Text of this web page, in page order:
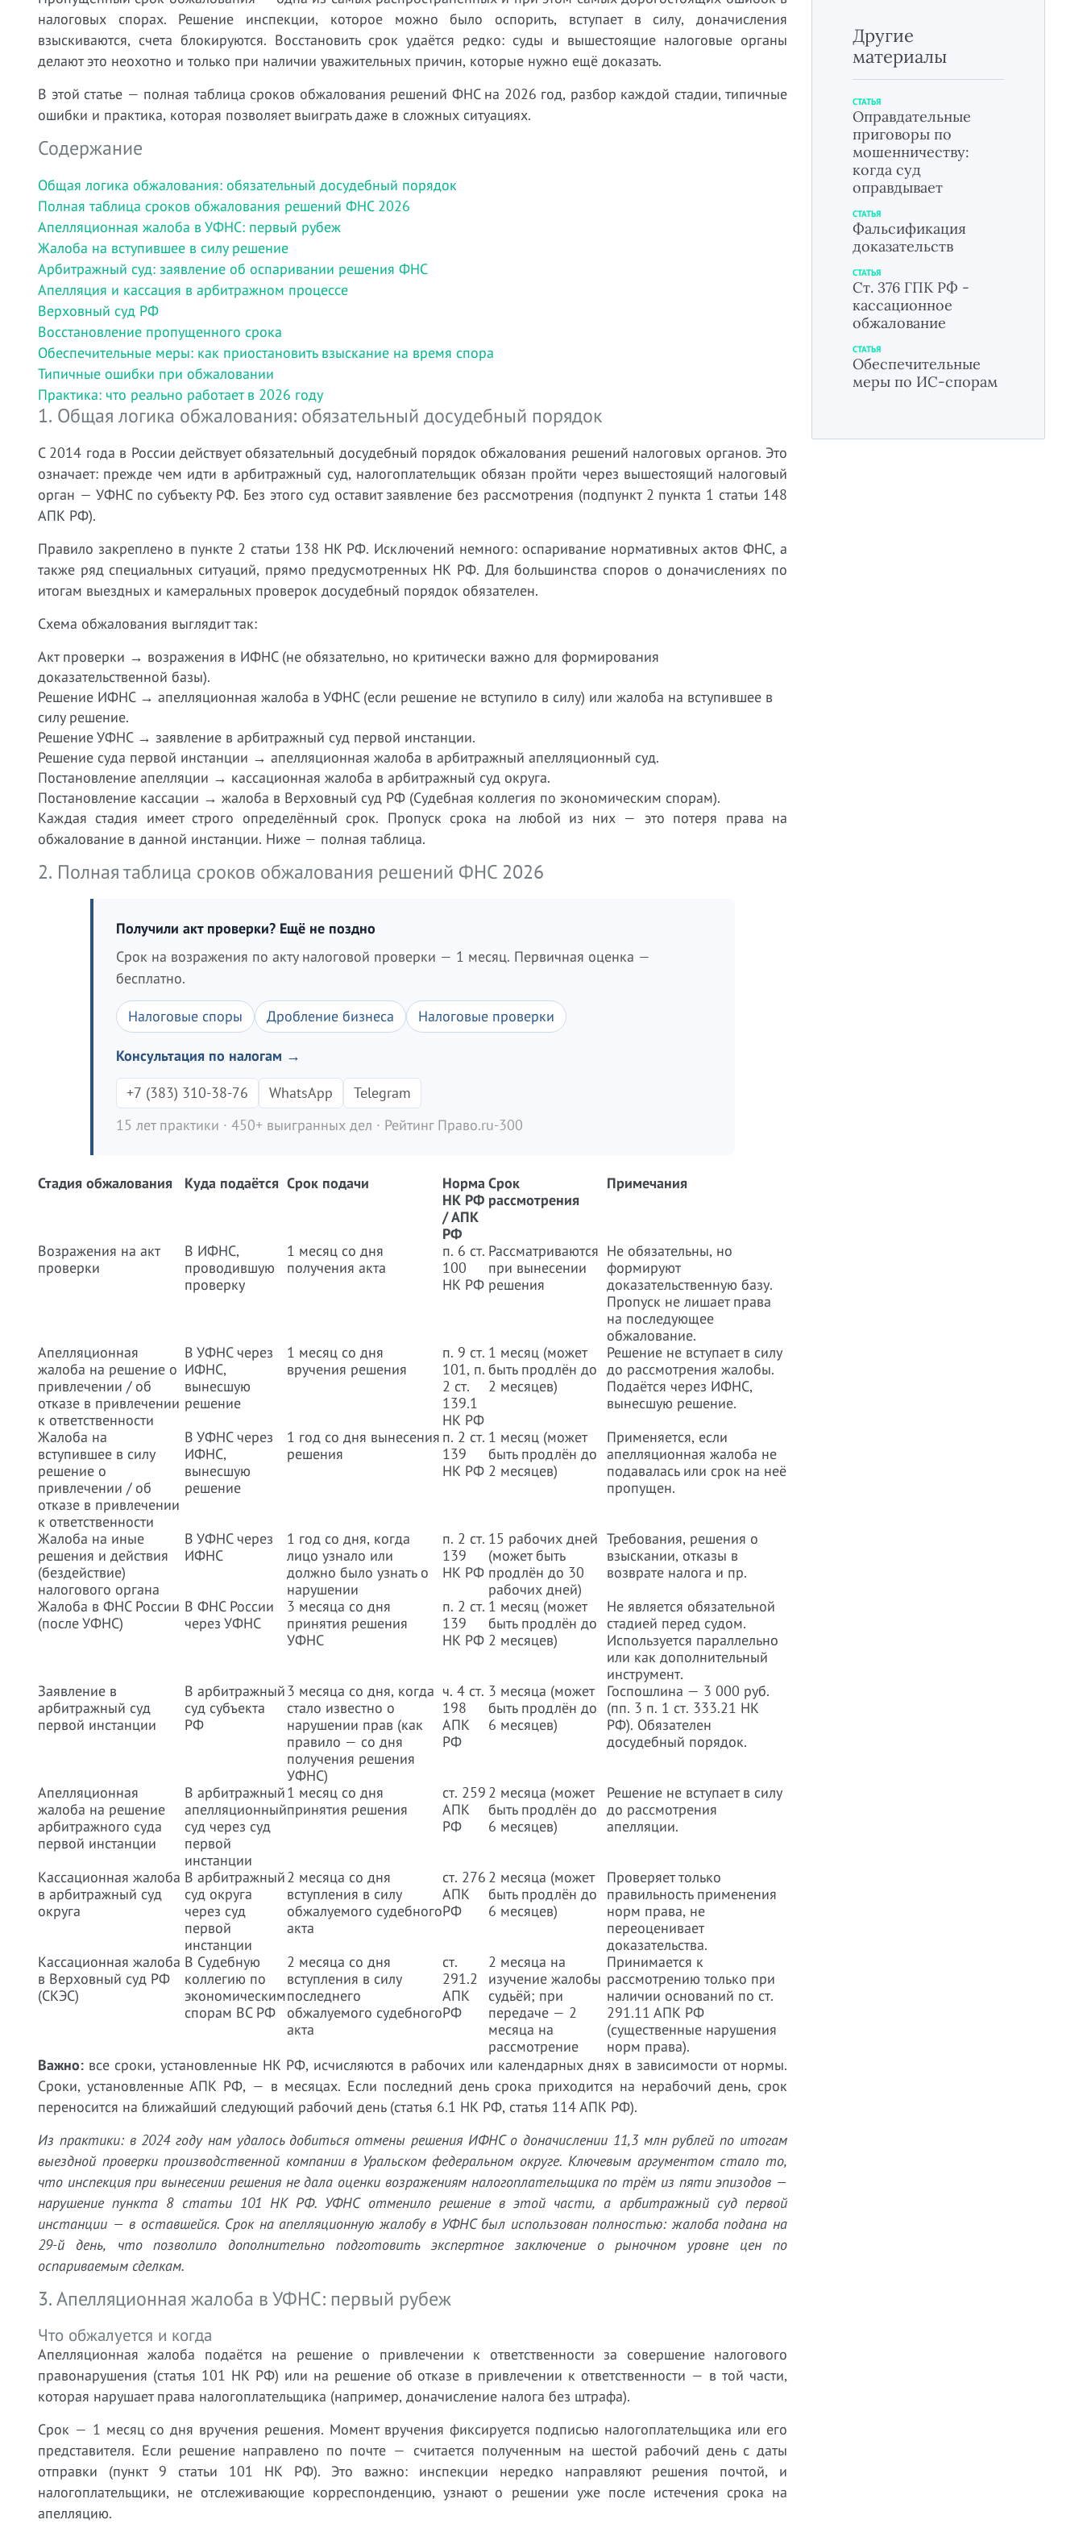
налоговых спорах. Решение инспекции, которое можно было оспорить, вступает в силу, доначисления
взыскиваются, счета блокируются. Восстановить срок удаётся редко: суды и вышестоящие налоговые органы
делают это неохотно и только при наличии уважительных причин, которые нужно ещё доказать.
В этой статье — полная таблица сроков обжалования решений ФНС на 2026 год, разбор каждой стадии, типичные
ошибки и практика, которая позволяет выиграть даже в сложных ситуациях.
Содержание
Общая логика обжалования: обязательный досудебный порядок
Полная таблица сроков обжалования решений ФНС 2026
Апелляционная жалоба в УФНС: первый рубеж
Жалоба на вступившее в силу решение
Арбитражный суд: заявление об оспаривании решения ФНС
Апелляция и кассация в арбитражном процессе
Верховный суд РФ
Восстановление пропущенного срока
Обеспечительные меры: как приостановить взыскание на время спора
Типичные ошибки при обжаловании
Практика: что реально работает в 2026 году
1. Общая логика обжалования: обязательный досудебный порядок
С 2014 года в России действует обязательный досудебный порядок обжалования решений налоговых органов. Это
означает: прежде чем идти в арбитражный суд, налогоплательщик обязан пройти через вышестоящий налоговый
орган — УФНС по субъекту РФ. Без этого суд оставит заявление без рассмотрения (подпункт 2 пункта 1 статьи 148
АПК РФ).
Правило закреплено в пункте 2 статьи 138 НК РФ. Исключений немного: оспаривание нормативных актов ФНС, а
также ряд специальных ситуаций, прямо предусмотренных НК РФ. Для большинства споров о доначислениях по
итогам выездных и камеральных проверок досудебный порядок обязателен.
Схема обжалования выглядит так:
Акт проверки → возражения в ИФНС (не обязательно, но критически важно для формирования
доказательственной базы).
Решение ИФНС → апелляционная жалоба в УФНС (если решение не вступило в силу) или жалоба на вступившее в
силу решение.
Решение УФНС → заявление в арбитражный суд первой инстанции.
Решение суда первой инстанции → апелляционная жалоба в арбитражный апелляционный суд.
Постановление апелляции → кассационная жалоба в арбитражный суд округа.
Постановление кассации → жалоба в Верховный суд РФ (Судебная коллегия по экономическим спорам).
Каждая стадия имеет строго определённый срок. Пропуск срока на любой из них — это потеря права на
обжалование в данной инстанции. Ниже — полная таблица.
2. Полная таблица сроков обжалования решений ФНС 2026
Получили акт проверки? Ещё не поздно
Срок на возражения по акту налоговой проверки — 1 месяц. Первичная оценка —
бесплатно.
Налоговые споры Дробление бизнеса Налоговые проверки
Консультация по налогам →
+7 (383) 310-38-76
WhatsApp
Telegram
15 лет практики · 450+ выигранных дел · Рейтинг Право.ru-300
Стадия обжалования Куда подаётся Срок подачи
Норма
НК РФ
/ АПК
РФ
Срок
рассмотрения
Примечания
Возражения на акт
проверки
В ИФНС,
проводившую
проверку
1 месяц со дня
получения акта
п. 6 ст.
100
НК РФ
Рассматриваются
при вынесении
решения
Не обязательны, но
формируют
доказательственную базу.
Пропуск не лишает права
на последующее
обжалование.
Апелляционная
жалоба на решение о
привлечении / об
отказе в привлечении
к ответственности
В УФНС через
ИФНС,
вынесшую
решение
1 месяц со дня
вручения решения
п. 9 ст.
101, п.
2 ст.
139.1
НК РФ
1 месяц (может
быть продлён до
2 месяцев)
Решение не вступает в силу
до рассмотрения жалобы.
Подаётся через ИФНС,
вынесшую решение.
Жалоба на
вступившее в силу
решение о
привлечении / об
отказе в привлечении
к ответственности
В УФНС через
ИФНС,
вынесшую
решение
1 год со дня вынесения
решения
п. 2 ст.
139
НК РФ
1 месяц (может
быть продлён до
2 месяцев)
Применяется, если
апелляционная жалоба не
подавалась или срок на неё
пропущен.
Жалоба на иные
решения и действия
(бездействие)
налогового органа
В УФНС через
ИФНС
1 год со дня, когда
лицо узнало или
должно было узнать о
нарушении
п. 2 ст.
139
НК РФ
15 рабочих дней
(может быть
продлён до 30
рабочих дней)
Требования, решения о
взыскании, отказы в
возврате налога и пр.
Жалоба в ФНС России
(после УФНС)
В ФНС России
через УФНС
3 месяца со дня
принятия решения
УФНС
п. 2 ст.
139
НК РФ
1 месяц (может
быть продлён до
2 месяцев)
Не является обязательной
стадией перед судом.
Используется параллельно
или как дополнительный
инструмент.
Заявление в
арбитражный суд
первой инстанции
В арбитражный
суд субъекта
РФ
3 месяца со дня, когда
стало известно о
нарушении прав (как
правило — со дня
получения решения
УФНС)
ч. 4 ст.
198
АПК
РФ
3 месяца (может
быть продлён до
6 месяцев)
Госпошлина — 3 000 руб.
(пп. 3 п. 1 ст. 333.21 НК
РФ). Обязателен
досудебный порядок.
Апелляционная
жалоба на решение
арбитражного суда
первой инстанции
В арбитражный
апелляционный
суд через суд
первой
инстанции
1 месяц со дня
принятия решения
ст. 259
АПК
РФ
2 месяца (может
быть продлён до
6 месяцев)
Решение не вступает в силу
до рассмотрения
апелляции.
Кассационная жалоба
в арбитражный суд
округа
В арбитражный
суд округа
через суд
первой
инстанции
2 месяца со дня
вступления в силу
обжалуемого судебного
акта
ст. 276
АПК
РФ
2 месяца (может
быть продлён до
6 месяцев)
Проверяет только
правильность применения
норм права, не
переоценивает
доказательства.
Кассационная жалоба
в Верховный суд РФ
(СКЭС)
В Судебную
коллегию по
экономическим
спорам ВС РФ
2 месяца со дня
вступления в силу
последнего
обжалуемого судебного
акта
ст.
291.2
АПК
РФ
2 месяца на
изучение жалобы
судьёй; при
передаче — 2
месяца на
рассмотрение
Принимается к
рассмотрению только при
наличии оснований по ст.
291.11 АПК РФ
(существенные нарушения
норм права).
Важно: все сроки, установленные НК РФ, исчисляются в рабочих или календарных днях в зависимости от нормы.
Сроки, установленные АПК РФ, — в месяцах. Если последний день срока приходится на нерабочий день, срок
переносится на ближайший следующий рабочий день (статья 6.1 НК РФ, статья 114 АПК РФ).
Из практики: в 2024 году нам удалось добиться отмены решения ИФНС о доначислении 11,3 млн рублей по итогам
выездной проверки производственной компании в Уральском федеральном округе. Ключевым аргументом стало то,
что инспекция при вынесении решения не дала оценки возражениям налогоплательщика по трём из пяти эпизодов —
нарушение пункта 8 статьи 101 НК РФ. УФНС отменило решение в этой части, а арбитражный суд первой
инстанции — в оставшейся. Срок на апелляционную жалобу в УФНС был использован полностью: жалоба подана на
29-й день, что позволило дополнительно подготовить экспертное заключение о рыночном уровне цен по
оспариваемым сделкам.
3. Апелляционная жалоба в УФНС: первый рубеж
Что обжалуется и когда
Апелляционная жалоба подаётся на решение о привлечении к ответственности за совершение налогового
правонарушения (статья 101 НК РФ) или на решение об отказе в привлечении к ответственности — в той части,
которая нарушает права налогоплательщика (например, доначисление налога без штрафа).
Срок — 1 месяц со дня вручения решения. Момент вручения фиксируется подписью налогоплательщика или его
представителя. Если решение направлено по почте — считается полученным на шестой рабочий день с даты
отправки (пункт 9 статьи 101 НК РФ). Это важно: инспекции нередко направляют решения почтой, и
налогоплательщики, не отслеживающие корреспонденцию, узнают о решении уже после истечения срока на
апелляцию.
Другие
материалы
СТАТЬЯ
Оправдательные
приговоры по
мошенничеству:
когда суд
оправдывает
СТАТЬЯ
Фальсификация
доказательств
СТАТЬЯ
Ст. 376 ГПК РФ -
кассационное
обжалование
СТАТЬЯ
Обеспечительные
меры по ИС-спорам